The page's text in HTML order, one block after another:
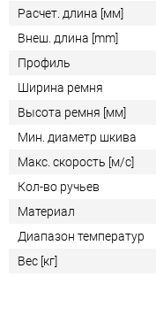
Расчет. длина [мм]
Внеш. длина [mm]
Профиль
Ширина ремня
Высота ремня [мм]
Мин. диаметр шкива
Макс. скорость [м/с]
Кол-во ручьев
Материал
Диапазон температур
Вес [кг]